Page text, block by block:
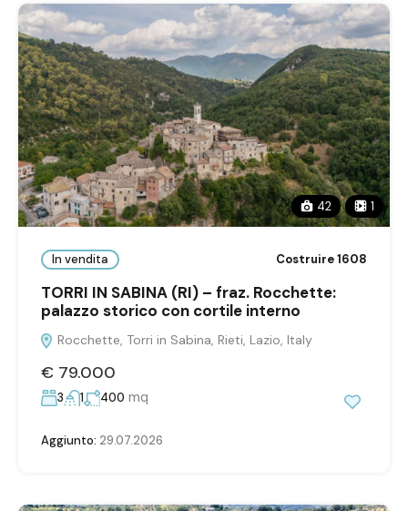
42 1
In vendita Costruire 1608
TORRI IN SABINA (RI) – fraz. Rocchette:
palazzo storico con cortile interno
Rocchette, Torri in Sabina, Rieti, Lazio, Italy
€ 79.000
3 1 400 mq
Aggiunto: 29.07.2026